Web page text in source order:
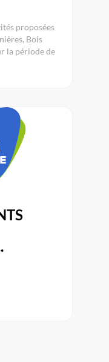
proposées
Bois
la période de